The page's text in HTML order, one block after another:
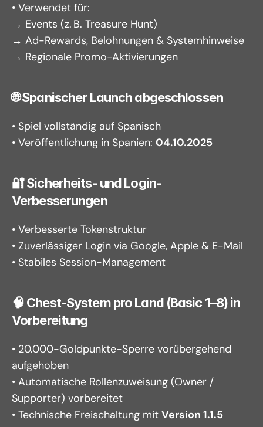
• Verwendet für:
→ Events (z. B. Treasure Hunt)
→ Ad-Rewards, Belohnungen & Systemhinweise
→ Regionale Promo-Aktivierungen
🌐 Spanischer Launch abgeschlossen
• Spiel vollständig auf Spanisch
• Veröffentlichung in Spanien: 04.10.2025
🔐 Sicherheits- und Login-
Verbesserungen
• Verbesserte Tokenstruktur
• Zuverlässiger Login via Google, Apple & E-Mail
• Stabiles Session-Management
🧠 Chest-System pro Land (Basic 1–8) in
Vorbereitung
• 20.000-Goldpunkte-Sperre vorübergehend
aufgehoben
• Automatische Rollenzuweisung (Owner /
Supporter) vorbereitet
• Technische Freischaltung mit Version 1.1.5